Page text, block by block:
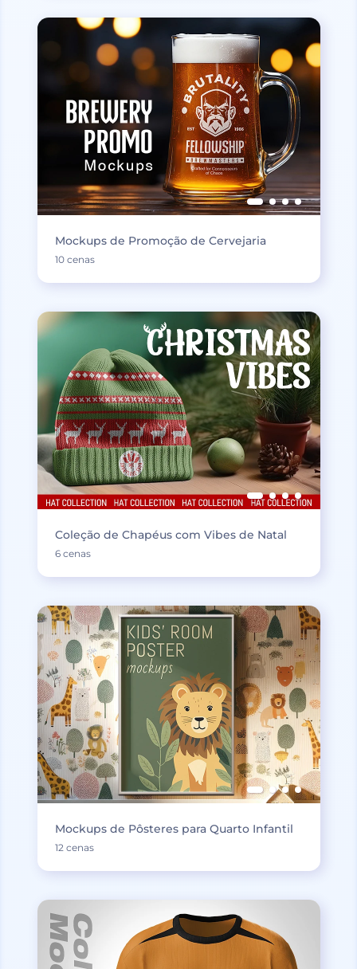
Mockups de Promoção de Cervejaria
10 cenas
Coleção de Chapéus com Vibes de Natal
6 cenas
Mockups de Pôsteres para Quarto Infantil
12 cenas